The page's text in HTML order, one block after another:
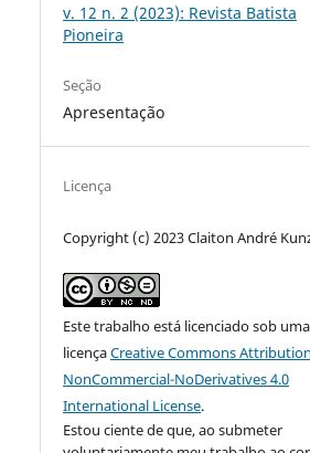
v. 12 n. 2 (2023): Revista Batista
Pioneira
Seção
Apresentação
Licença
Copyright (c) 2023 Claiton André
Este trabalho está licenciado sob uma
licençaCreative Commons
NonCommercial-NoDerivatives 4.0
International License.
Estou ciente de que, ao submeter